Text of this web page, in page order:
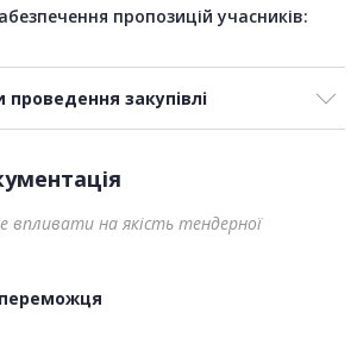
пропозицій учасників:
закупівлі
впливати на якість тендерної
переможця